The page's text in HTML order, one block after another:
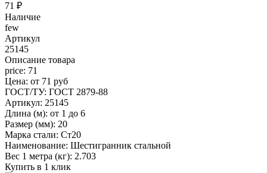
71 ₽
Наличие
few
Артикул
25145
Описание товара
price: 71
Цена: от 71 руб
ГОСТ/ТУ: ГОСТ 2879-88
Артикул: 25145
Длина (м): от 1 до 6
Размер (мм): 20
Марка стали: Ст20
Наименование: Шестигранник стальной
Вес 1 метра (кг): 2.703
Купить в 1 клик